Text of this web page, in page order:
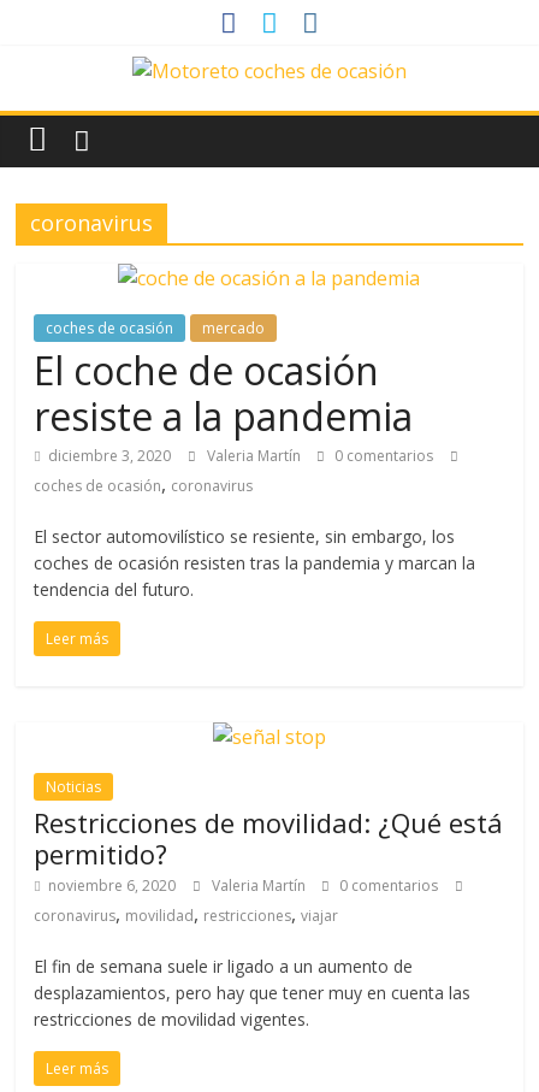
News
Motoreto
Noticias
de
ocasión
coronavirus
coches de ocasión mercado
El coche de ocasión
resiste a la pandemia
diciembre 3, 2020 Valeria Martín
0 comentarios
coches de ocasión, coronavirus
El sector automovilístico se resiente, sin embargo, los
coches de ocasión resisten tras la pandemia y marcan la
tendencia del futuro.
Leer más
Noticias
Restricciones de movilidad: ¿Qué está
permitido?
noviembre 6, 2020 Valeria Martín
0 comentarios
coronavirus, movilidad, restricciones,viajar
El fin de semana suele ir ligado a un aumento de
desplazamientos, pero hay que tener muy en cuenta las
restricciones de movilidad vigentes.
Leer más